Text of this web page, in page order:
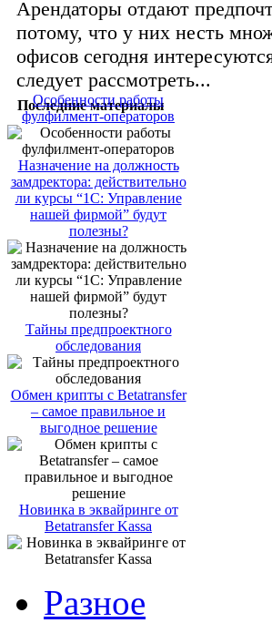
Арендаторы отдают
потому, что у них несть
офисов сегодня
следует рассмотреть...
Последние материалы
Особенности работы
фулфилмент-операторов
Назначение на должность
замдректора: действительно
ли курсы “1С: Управление
нашей фирмой” будут
полезны?
Тайны предпроектного
обследования
Обмен крипты с Betatransfer
– самое правильное и
выгодное решение
Новинка в эквайринге от
Betatransfer Kassa
Разное